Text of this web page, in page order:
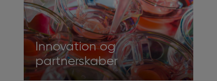
Innovation og
partnerskaber